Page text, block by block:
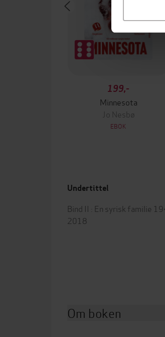
199,-
Minnesota
Jo Nesbø
EBOK
Undertittel
Bind II : En syrisk familie
2018
Om boken